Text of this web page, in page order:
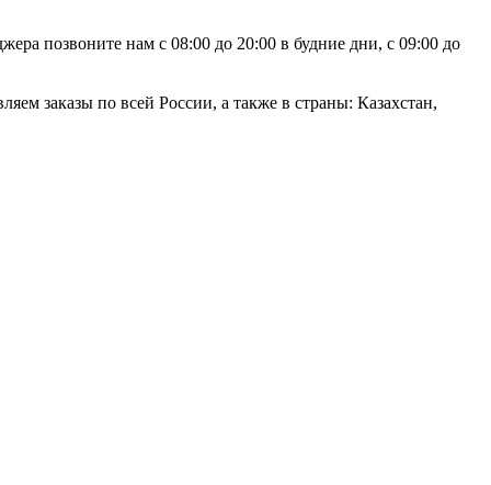
позвоните нам с 08:00 до 20:00 в будние дни, с 09:00 до
заказы по всей России, а также в страны: Казахстан,